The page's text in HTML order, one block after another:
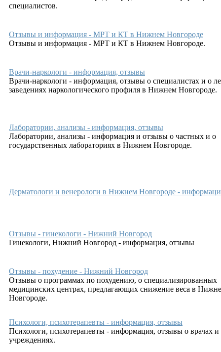
специалистов.
Отзывы и информация - МРТ и КТ в Нижнем Новгороде
Отзывы и информация - МРТ и КТ в Нижнем Новгороде.
Врачи-наркологи - информация, отзывы
Врачи-наркологи - информация, отзывы о специалистах и о
заведениях наркологического профиля в Нижнем Новгороде.
Лаборатории, анализы - информация, отзывы
Лаборатории, анализы - информация и отзывы о частных и о
государственных лабораториях в Нижнем Новгороде.
Дерматологи и венерологи в Нижнем Новгороде -
Отзывы - гинекологи - Нижний Новгород
Гинекологи, Нижний Новгород - информация, отзывы
Отзывы - похудение - Нижний Новгород
Отзывы о программах по похудению, о специализированных
медицинских центрах, предлагающих снижение веса в
Новгороде.
Психологи, психотерапевты - информация, отзывы
Психологи, психотерапевты - информация, отзывы о врачах
учреждениях.